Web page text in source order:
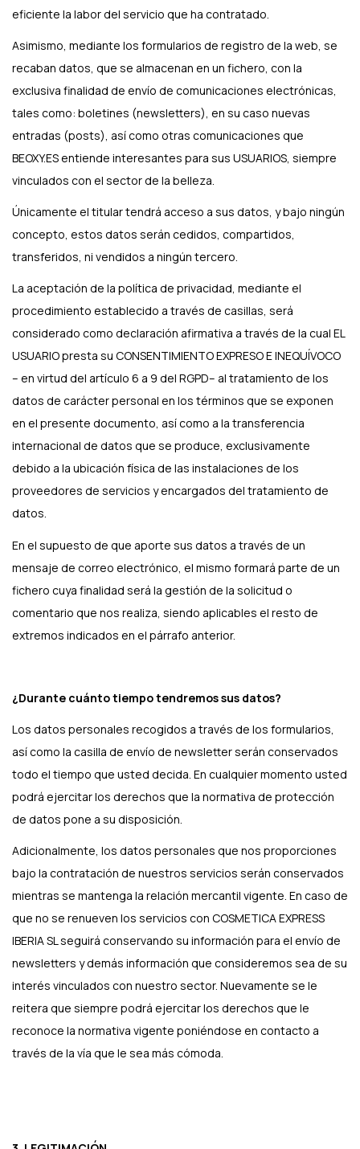
eficiente la labor del servicio que ha contratado.
Asimismo, mediante los formularios de registro de la web, se
recaban datos, que se almacenan en un fichero, con la
exclusiva finalidad de envío de comunicaciones electrónicas,
tales como: boletines (newsletters), en su caso nuevas
entradas (posts), así como otras comunicaciones que
BEOXY.ES entiende interesantes para sus USUARIOS, siempre
vinculados con el sector de la belleza.
Únicamente el titular tendrá acceso a sus datos, y bajo ningún
concepto, estos datos serán cedidos, compartidos,
transferidos, ni vendidos a ningún tercero.
La aceptación de la política de privacidad, mediante el
procedimiento establecido a través de casillas, será
considerado como declaración afirmativa a través de la cual EL
USUARIO presta su CONSENTIMIENTO EXPRESO E INEQUÍVOCO
– en virtud del artículo 6 a 9 del RGPD– al tratamiento de los
datos de carácter personal en los términos que se exponen
en el presente documento, así como a la transferencia
internacional de datos que se produce, exclusivamente
debido a la ubicación física de las instalaciones de los
proveedores de servicios y encargados del tratamiento de
datos.
En el supuesto de que aporte sus datos a través de un
mensaje de correo electrónico, el mismo formará parte de un
fichero cuya finalidad será la gestión de la solicitud o
comentario que nos realiza, siendo aplicables el resto de
extremos indicados en el párrafo anterior.
¿Durante cuánto tiempo tendremos sus datos?
Los datos personales recogidos a través de los formularios,
así como la casilla de envío de newsletter serán conservados
todo el tiempo que usted decida. En cualquier momento usted
podrá ejercitar los derechos que la normativa de protección
de datos pone a su disposición.
Adicionalmente, los datos personales que nos proporciones
bajo la contratación de nuestros servicios serán conservados
mientras se mantenga la relación mercantil vigente. En caso de
que no se renueven los servicios con COSMETICA EXPRESS
IBERIA SL seguirá conservando su información para el envío de
newsletters y demás información que consideremos sea de su
interés vinculados con nuestro sector. Nuevamente se le
reitera que siempre podrá ejercitar los derechos que le
reconoce la normativa vigente poniéndose en contacto a
través de la vía que le sea más cómoda.